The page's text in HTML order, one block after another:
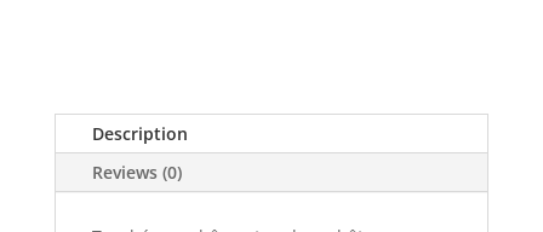
Description
Reviews (0)